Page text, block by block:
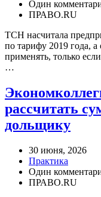
Один
ПРАВО.RU
ТСН насчитала
по тарифу 2019 года,
применять, только
…
рассчитать
дольщику
30 июня, 2026
Практика
Один
ПРАВО.RU